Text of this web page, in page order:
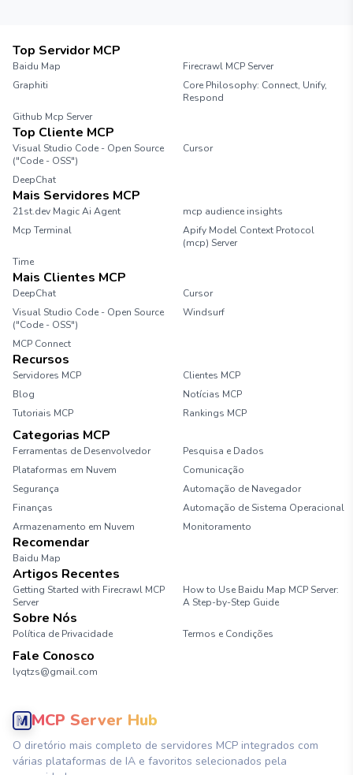
Top Servidor MCP
Baidu Map
Firecrawl MCP Server
Graphiti
Core Philosophy: Connect, Unify,
Respond
Github Mcp Server
Top Cliente MCP
Visual Studio Code - Open Source
("Code - OSS")
Cursor
DeepChat
Mais Servidores MCP
21st.dev Magic Ai Agent
mcp audience insights
Mcp Terminal
Apify Model Context Protocol
(mcp) Server
Time
Mais Clientes MCP
DeepChat
Cursor
Visual Studio Code - Open Source
("Code - OSS")
Windsurf
MCP Connect
Recursos
Servidores MCP
Clientes MCP
Blog
Notícias MCP
Tutoriais MCP
Rankings MCP
Categorias MCP
Ferramentas de Desenvolvedor
Pesquisa e Dados
Plataformas em Nuvem
Comunicação
Segurança
Automação de Navegador
Finanças
Automação de Sistema Operacional
Armazenamento em Nuvem
Monitoramento
Recomendar
Baidu Map
Artigos Recentes
Getting Started with Firecrawl MCP
Server
How to Use Baidu Map MCP Server:
A Step-by-Step Guide
Sobre Nós
Política de Privacidade Termos e Condições
Fale Conosco
lyqtzs@gmail.com
MCP Server Hub
O diretório mais completo de servidores MCP integrados com
várias plataformas de IA e favoritos selecionados pela